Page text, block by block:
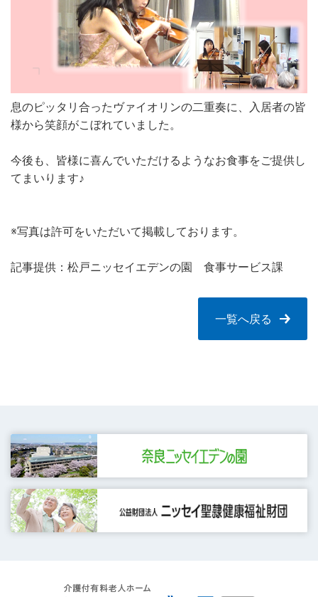
息のピッタリ合ったヴァイオリンの二重奏に、入居者の皆
様から笑顔がこぼれていました。
今後も、皆様に喜んでいただけるようなお食事をご提供し
てまいります♪
※写真は許可をいただいて掲載しております。
記事提供：松戸ニッセイエデンの園 食事サービス課
一覧へ戻る